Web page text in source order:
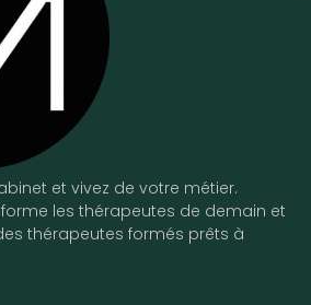
et vivez de votre métier.
les thérapeutes de demain et
thérapeutes formés prêts à